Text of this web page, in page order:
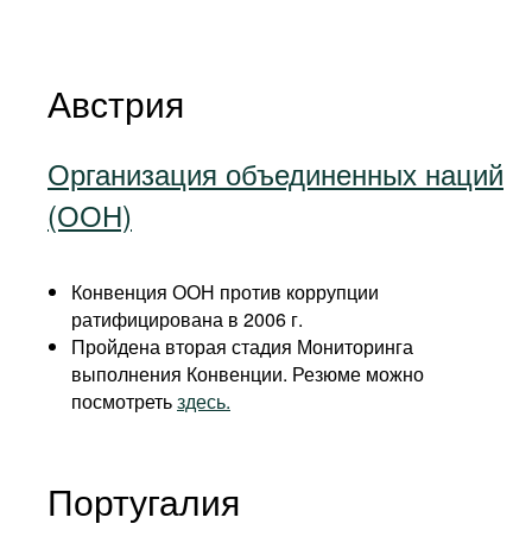
Австрия
Организация объединенных наций
(ООН)
Конвенция ООН против коррупции
ратифицирована в 2006 г.
Пройдена вторая стадия Мониторинга
выполнения Конвенции. Резюме можно
посмотретьздесь.
Португалия